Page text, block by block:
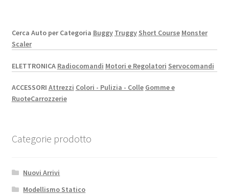
Cerca Auto per Categoria Buggy Truggy Short Course Monster
Scaler
ELETTRONICA Radiocomandi Motori e Regolatori Servocomandi
ACCESSORI Attrezzi Colori - Pulizia - Colle Gomme e
RuoteCarrozzerie
Categorie prodotto
Nuovi Arrivi
Modellismo Statico